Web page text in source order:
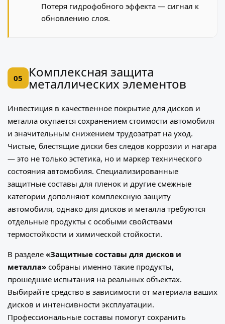
Потеря гидрофобного эффекта — сигнал к
обновлению слоя.
05 Комплексная защита
металлических элементов
Инвестиция в качественное покрытие для дисков и
металла окупается сохранением стоимости автомобиля
и значительным снижением трудозатрат на уход.
Чистые, блестящие диски без следов коррозии и нагара
— это не только эстетика, но и маркер технического
состояния автомобиля. Специализированные
защитные составы для пленок и другие смежные
категории дополняют комплексную защиту
автомобиля, однако для дисков и металла требуются
отдельные продукты с особыми свойствами
термостойкости и химической стойкости.
В разделе «Защитные составы для дисков и
металла» собраны именно такие продукты,
прошедшие испытания на реальных объектах.
Выбирайте средство в зависимости от материала ваших
дисков и интенсивности эксплуатации.
Профессиональные составы помогут сохранить